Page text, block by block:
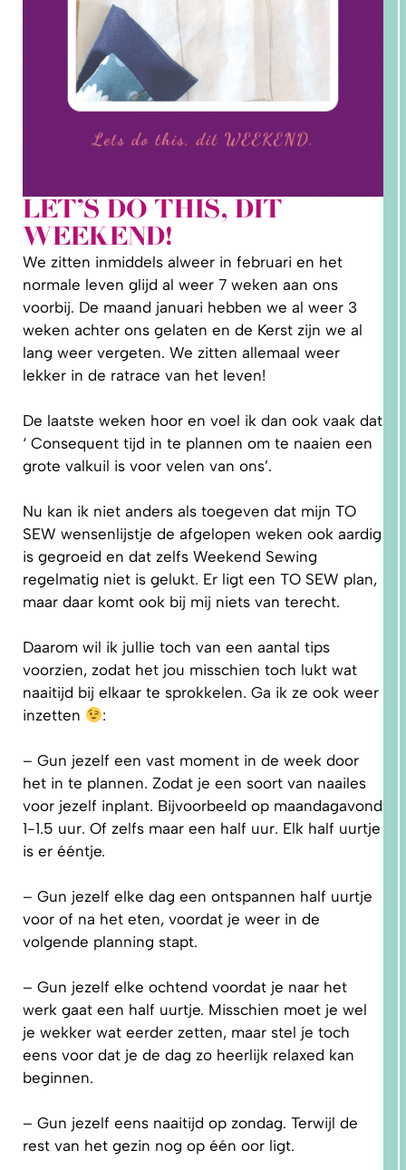
LET’S DO THIS, DIT
WEEKEND!
We zitten inmiddels alweer in februari en het
normale leven glijd al weer 7 weken aan ons
voorbij. De maand januari hebben we al weer 3
weken achter ons gelaten en de Kerst zijn we al
lang weer vergeten. We zitten allemaal weer
lekker in de ratrace van het leven!
De laatste weken hoor en voel ik dan ook vaak dat
‘ Consequent tijd in te plannen om te naaien een
grote valkuil is voor velen van ons’.
Nu kan ik niet anders als toegeven dat mijn TO
SEW wensenlijstje de afgelopen weken ook aardig
is gegroeid en dat zelfs Weekend Sewing
regelmatig niet is gelukt. Er ligt een TO SEW plan,
maar daar komt ook bij mij niets van terecht.
Daarom wil ik jullie toch van een aantal tips
voorzien, zodat het jou misschien toch lukt wat
naaitijd bij elkaar te sprokkelen. Ga ik ze ook weer
inzetten
:
– Gun jezelf een vast moment in de week door
het in te plannen. Zodat je een soort van naailes
voor jezelf inplant. Bijvoorbeeld op maandagavond
1-1.5 uur. Of zelfs maar een half uur. Elk half uurtje
is er ééntje.
– Gun jezelf elke dag een ontspannen half uurtje
voor of na het eten, voordat je weer in de
volgende planning stapt.
– Gun jezelf elke ochtend voordat je naar het
werk gaat een half uurtje. Misschien moet je wel
je wekker wat eerder zetten, maar stel je toch
eens voor dat je de dag zo heerlijk relaxed kan
beginnen.
– Gun jezelf eens naaitijd op zondag. Terwijl de
rest van het gezin nog op één oor ligt.
OP MAAT
MAKEN?
NIKS
GOED?
DAT LIGT